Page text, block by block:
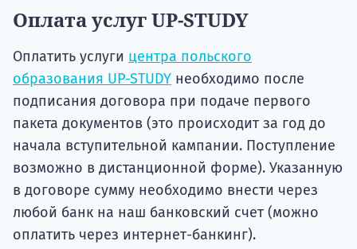
Оплата услуг UP-STUDY
Оплатить услуги центра польского
образования UP-STUDY необходимо после
подписания договора при подаче первого
пакета документов (это происходит за год до
начала вступительной кампании. Поступление
возможно в дистанционной форме). Указанную
в договоре сумму необходимо внести через
любой банк на наш банковский счет (можно
оплатить через интернет-банкинг).